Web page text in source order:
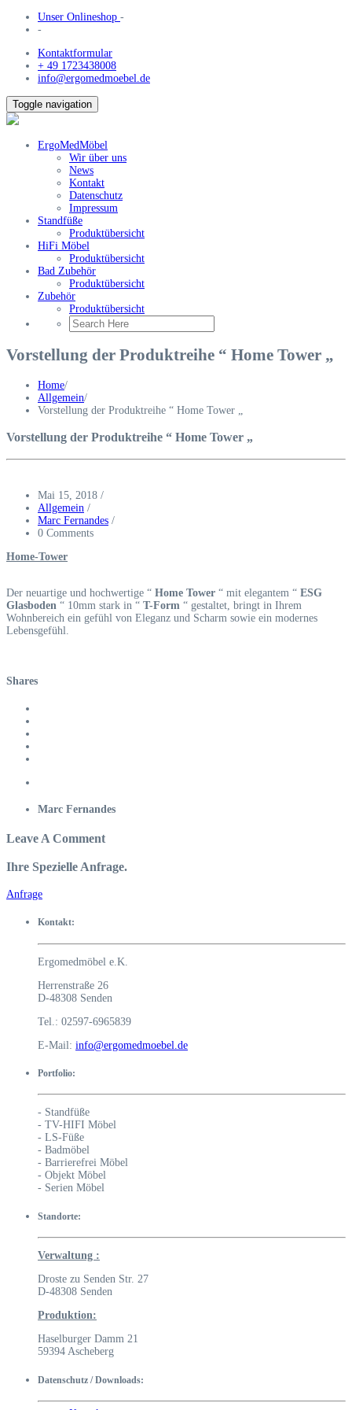
Unser Onlineshop -
-
Kontaktformular
+ 49 1723438008
info@ergomedmoebel.de
Toggle navigation
ErgoMedMöbel
Wir über uns
News
Kontakt
Datenschutz
Impressum
Standfüße
Produktübersicht
HiFi Möbel
Produktübersicht
Bad Zubehör
Produktübersicht
Zubehör
Produktübersicht
Vorstellung der Produktreihe “ Home Tower „
Home/
Allgemein/
Vorstellung der Produktreihe “ Home Tower „
Vorstellung der Produktreihe “ Home Tower „
Mai 15, 2018 /
Allgemein /
Marc Fernandes /
0 Comments
Home-Tower
Der neuartige und hochwertige “ Home Tower “ mit elegantem “ ESG
Glasboden “ 10mm stark in “ T-Form “ gestaltet, bringt in Ihrem
Wohnbereich ein gefühl von Eleganz und Scharm sowie ein modernes
Lebensgefühl.
Shares
Marc Fernandes
Leave A Comment
Ihre Spezielle Anfrage.
Anfrage
Kontakt:
Ergomedmöbel e.K.
Herrenstraße 26
D-48308 Senden
Tel.: 02597-6965839
E-Mail: info@ergomedmoebel.de
Portfolio:
- Standfüße
- TV-HIFI Möbel
- LS-Füße
- Badmöbel
- Barrierefrei Möbel
- Objekt Möbel
- Serien Möbel
Standorte:
Verwaltung :
Droste zu Senden Str. 27
D-48308 Senden
Produktion:
Haselburger Damm 21
59394 Ascheberg
Datenschutz / Downloads: